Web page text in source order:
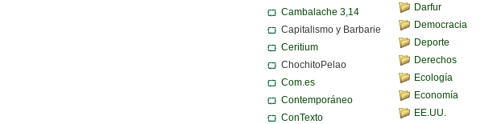
Cambalache 3,14
Capitalismo y Barbarie
Ceritium
ChochitoPelao
Com.es
Contemporáneo
ConTexto
Darfur
Democracia
Deporte
Derechos
Ecología
Economía
EE.UU.